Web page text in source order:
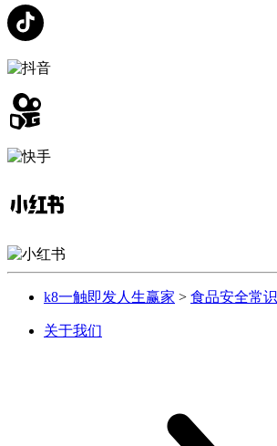
k8一触即发人生赢家 > 食品安全常识
关于我们